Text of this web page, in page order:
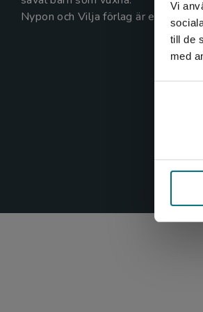
Vi
till de
med
Nypon och Vilja förlag är en del av